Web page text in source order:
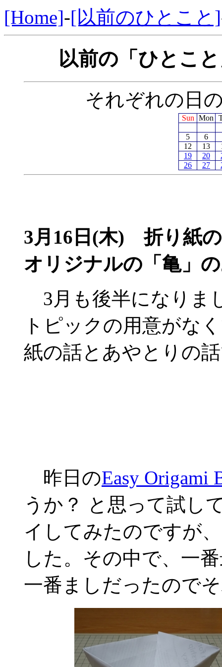
[Home]-[以前のひとこと]
以前の「ひとこ
それぞれの日
Sun Mon
5
6
12
13
19
20
26
27
3月16日(木) 折り紙の
オリジナルの「亀」
3月も後半になりま
トピックの用意がな
紙の話とあやとりの
昨日のEasy Origami
うか？ と思って試し
イしてみたのですが
した。その中で、一
一番ましだったので